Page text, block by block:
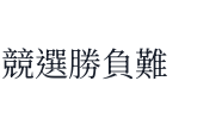
選勝負難